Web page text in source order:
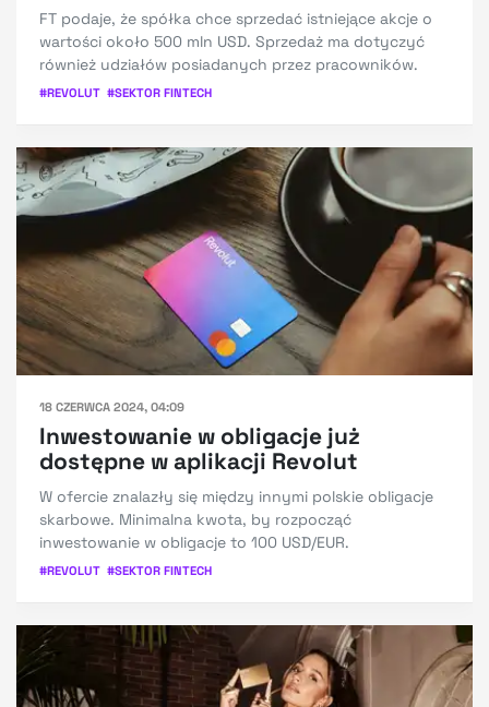
FT podaje, że spółka chce sprzedać istniejące akcje o
wartości około 500 mln USD. Sprzedaż ma dotyczyć
również udziałów posiadanych przez pracowników.
#REVOLUT #SEKTOR FINTECH
18 CZERWCA 2024, 04:09
Inwestowanie w obligacje już
dostępne w aplikacji Revolut
W ofercie znalazły się między innymi polskie obligacje
skarbowe. Minimalna kwota, by rozpocząć
inwestowanie w obligacje to 100 USD/EUR.
#REVOLUT #SEKTOR FINTECH